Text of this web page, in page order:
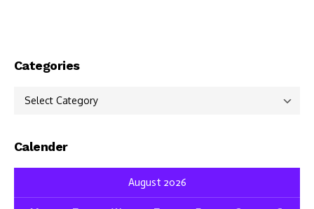
Categories
Categories
Calender
August 2026